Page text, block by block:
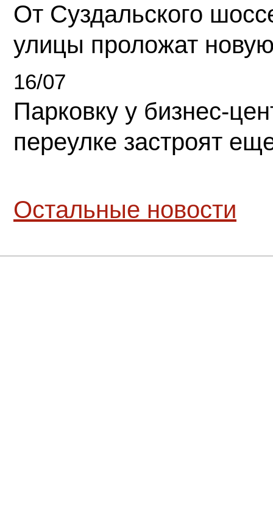
От Суздальского
улицы проложат
16/07
Парковку у бизнес-
переулке застроят
Остальные новости